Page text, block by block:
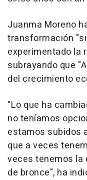
Juanma Moreno
transformación
experimentado la
subrayando que
del crecimiento
"Lo que ha
no teníamos
estamos subidos
que a veces
veces tenemos la
de bronce", ha